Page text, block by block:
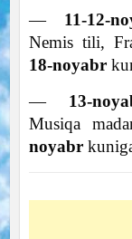
— 11-12-
Nemis tili,
18-noyabr
— 13-
Musiqa
noyabr